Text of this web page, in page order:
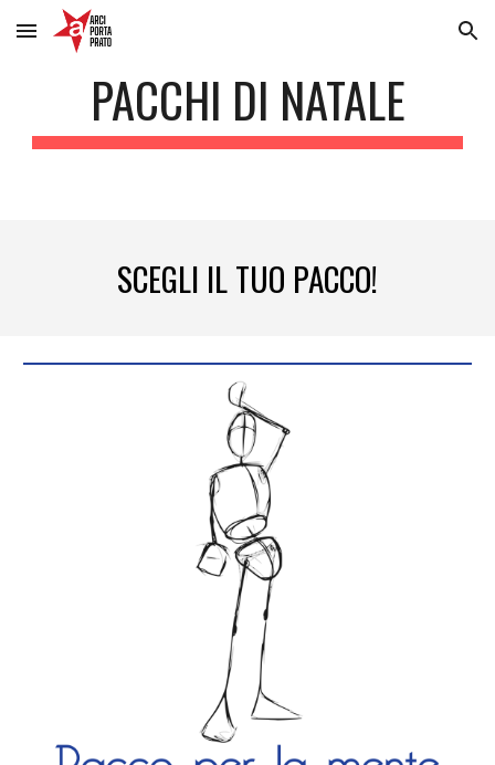
Skip to main content Skip to navigation
PACCHI DI NATALE
SCEGLI IL TUO PACCO!